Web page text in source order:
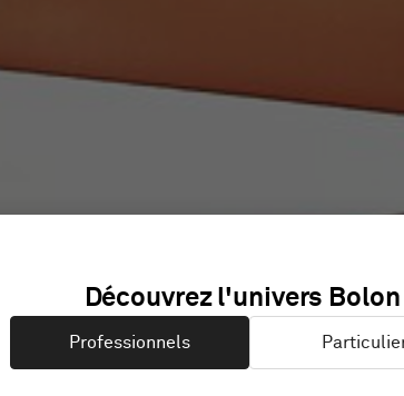
Découvrez l'univers Bolon
Professionnels